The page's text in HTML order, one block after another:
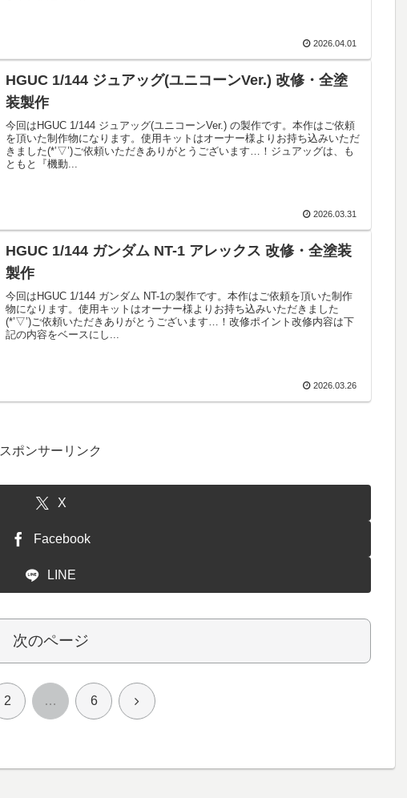
2026.04.01
HGUC 1/144 ジュアッグ(ユニコーンVer.) 改修・全塗
装製作
今回はHGUC 1/144 ジュアッグ(ユニコーンVer.) の製作です。本作はご依頼
を頂いた制作物になります。使用キットはオーナー様よりお持ち込みいただ
きました(*’▽’)ご依頼いただきありがとうございます…！ジュアッグは、も
ともと『機動...
2026.03.31
HGUC 1/144 ガンダム NT-1 アレックス 改修・全塗装
製作
今回はHGUC 1/144 ガンダム NT-1の製作です。本作はご依頼を頂いた制作
物になります。使用キットはオーナー様よりお持ち込みいただきました
(*’▽’)ご依頼いただきありがとうございます…！改修ポイント改修内容は下
記の内容をベースにし...
2026.03.26
スポンサーリンク
X
Facebook
LINE
次のページ
2 … 6 次